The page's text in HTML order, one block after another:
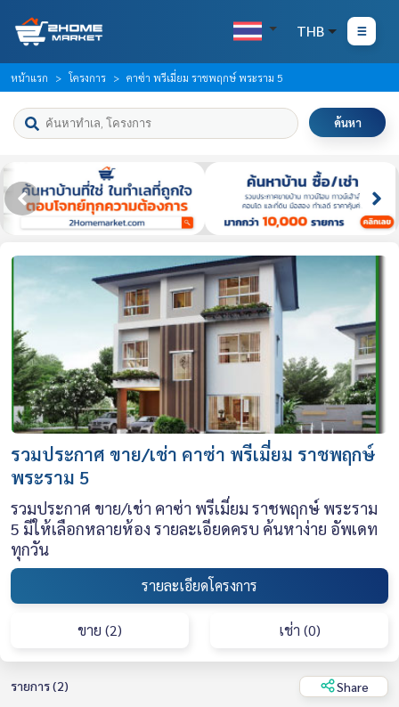
THB
หน้าแรก โครงการ คาซ่า พรีเมี่ยม ราชพฤกษ์ พระราม 5
ค้นหา
รวมประกาศ ขาย/เช่า คาซ่า พรีเมี่ยม ราชพฤกษ์
พระราม 5
รวมประกาศ ขาย/เช่า คาซ่า พรีเมี่ยม ราชพฤกษ์ พระราม
5 มีให้เลือกหลายห้อง รายละเอียดครบ ค้นหาง่าย อัพเดท
ทุกวัน
รายละเอียดโครงการ
ขาย (2) เช่า (0)
รายการ (2) Share